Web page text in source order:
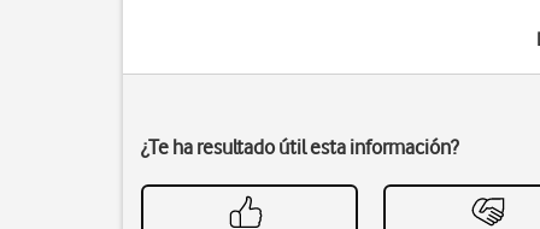
¿Te ha resultado útil esta información?